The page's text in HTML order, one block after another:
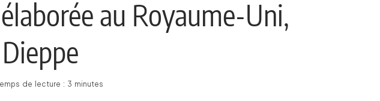
au Royaume-Uni,
de lecture : 3 minutes